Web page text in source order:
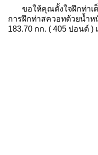
ขอให้คุณตั้งใจฝึกท่าเต็
การฝึกท่าสควอทด้วยน้ำห
183.70 กก. ( 405 ปอนด์ )